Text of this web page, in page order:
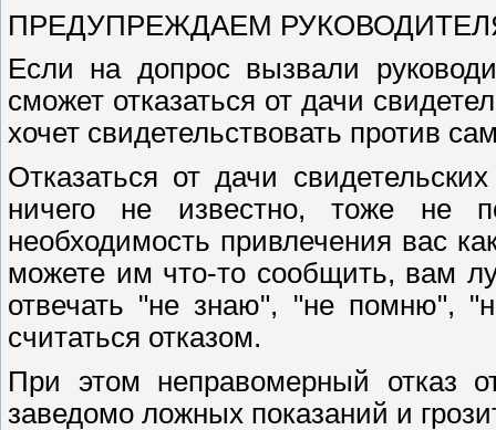
ПРЕДУПРЕЖДАЕМ
Если на допрос вызвали
сможет отказаться от дачи
хочет свидетельствовать против
Отказаться от дачи
ничего не известно, тоже не
необходимость привлечения вас
можете им что-то сообщить, вам
отвечать "не знаю", "не помню",
считаться отказом.
При этом неправомерный отказ
заведомо ложных показаний и